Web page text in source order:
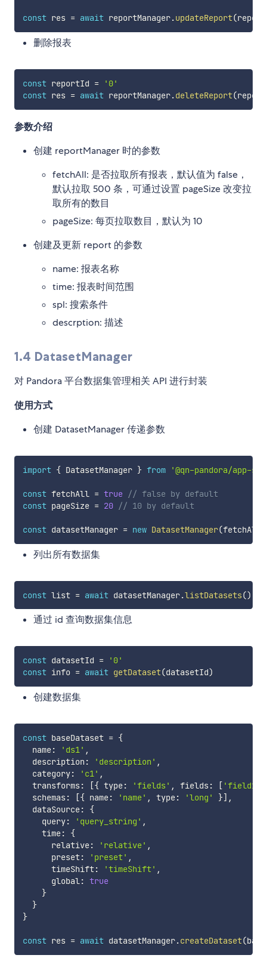
const res = await reportManager.updateReport(report
删除报表
const reportId =
'0'
const res = await reportManager.deleteReport(
参数介绍
创建 reportManager 时的参数
fetchAll: 是否拉取所有报表，默认值为 false，
默认拉取 500 条，可通过设置 pageSize 改变拉
取所有的数目
pageSize: 每页拉取数目，默认为 10
创建及更新 report 的参数
name: 报表名称
time: 报表时间范围
spl: 搜索条件
descrption: 描述
1.4 DatasetManager
对 Pandora 平台数据集管理相关 API 进行封装
使用方式
创建 DatasetManager 传递参数
import { DatasetManager } from '@qn-pandora/app-
const fetchAll = true // false by default
const pageSize = 20 // 10 by default
const datasetManager = new DatasetManager(fetchAll
列出所有数据集
const list = await datasetManager.listDatasets()
通过 id 查询数据集信息
const datasetId =
'0'
const info = await getDataset(datasetId)
创建数据集
const baseDataset = {
  name
: 'ds1' ,
  description
: 'description' ,
  category
: 'c1' ,
  transforms
: [{ type: 'fields' , fields: [ 'field1'
  schemas
: [{ name: 'name' , type: 'long' }] ,
  dataSource
:
{
    query
: 'query_string' ,
    time
:
{
      relative
: 'relative' ,
      preset
: 'preset' ,
      timeShift
: 'timeShift' ,
      global
: true
}
}
}
const res = await datasetManager.createDataset(